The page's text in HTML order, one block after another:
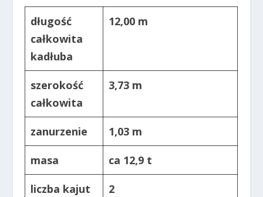
długość
całkowita
kadłuba
12,00 m
szerokość
całkowita
3,73 m
zanurzenie 1,03 m
masa ca 12,9 t
liczba kajut
2